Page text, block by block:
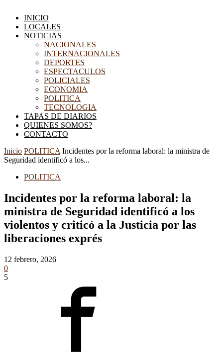
INICIO
LOCALES
NOTICIAS
NACIONALES
INTERNACIONALES
DEPORTES
ESPECTACULOS
POLICIALES
ECONOMIA
POLITICA
TECNOLOGIA
TAPAS DE DIARIOS
QUIENES SOMOS?
CONTACTO
Inicio POLITICA Incidentes por la reforma laboral: la ministra de
Seguridad identificó a los...
POLITICA
Incidentes por la reforma laboral: la
ministra de Seguridad identificó a los
violentos y criticó a la Justicia por las
liberaciones exprés
12 febrero, 2026
0
5